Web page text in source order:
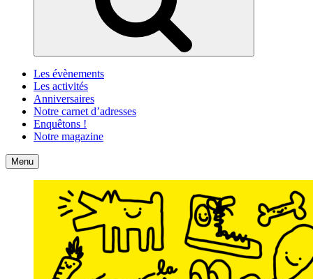
Les évènements
Les activités
Anniversaires
Notre carnet d’adresses
Enquêtons !
Notre magazine
Accueil
Menu Contact